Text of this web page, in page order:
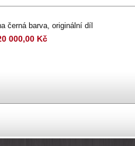
černá barva, originální díl
000,00 Kč